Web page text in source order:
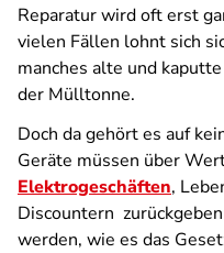
Reparatur wird oft erst
vielen Fällen lohnt sich
manches alte und
der Mülltonne.
Doch da gehört es auf
Geräte müssen über
Elektrogeschäften,
Discountern
werden, wie es das